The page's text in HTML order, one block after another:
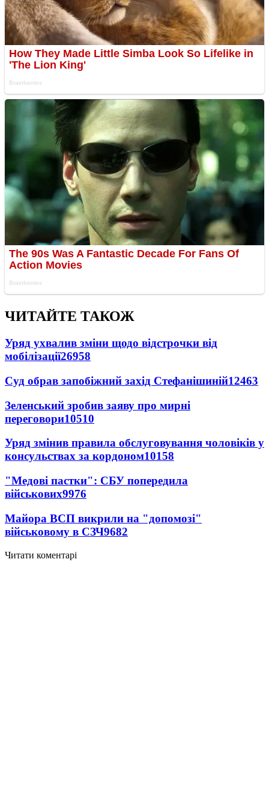
ЧИТАЙТЕ ТАКОЖ
Уряд ухвалив зміни щодо відстрочки від
мобілізації26958
Суд обрав запобіжний захід Стефанішиній12463
Зеленський зробив заяву про мирні
переговори10510
Уряд змінив правила обслуговування чоловіків у
консульствах за кордоном10158
"Медові пастки": СБУ попередила
військових9976
Майора ВСП викрили на "допомозі"
військовому в СЗЧ9682
Читати коментарі